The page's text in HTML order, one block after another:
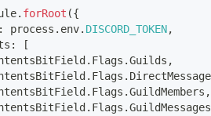
. forRoot ({
: process . env. DISCORD_TOKEN,
:
[
. Flags .Guilds ,
. Flags .
. Flags .GuildMembers ,
. Flags .GuildMessages